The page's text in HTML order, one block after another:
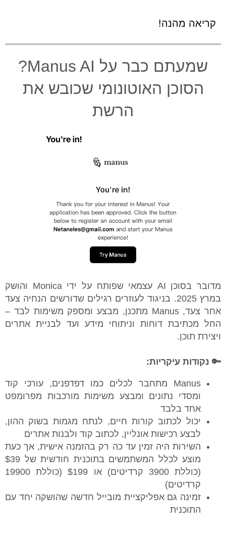
​​קריאה מהנה!
שמעתם כבר על Manus AI?
הסוכן האוטונומי שכובש את
הרשת
מדובר בסוכן AI עצמאי שפותח על ידי Monica והושק
במרץ 2025. בניגוד לעוזרים רגילים שדורשים הנחיה צעד
אחר צעד, Manus מתכנן, מבצע ומספק משימות לבד –
החל מכתיבת דוחות וניתוחי מידע ועד לבניית אתרים
ויצירת תוכן.
🔑 נקודות עיקריות:
Manus מתחבר לכלים כמו דפדפנים, עורכי קוד
ומסדי נתונים ומבצע משימות מורכבות מפרומפט
אחד בלבד
יכול לכתוב קורות חיים, לנתח מגמות בשוק ההון,
לבצע רכישות אונליין, לכתוב קוד ולבנות אתרים
⁠השירות היה זמין עד כה רק בהזמנה אישית, אך כעת
מוצע לכלל המשתמשים בתוכנית חודשית של $39
(כוללת 3900 קרדיטים) או $199 (כוללת 19900
קרדיטים)
⁠זמינה גם אפליקציית מובייל חדשה שהושקה יחד עם
התוכנית